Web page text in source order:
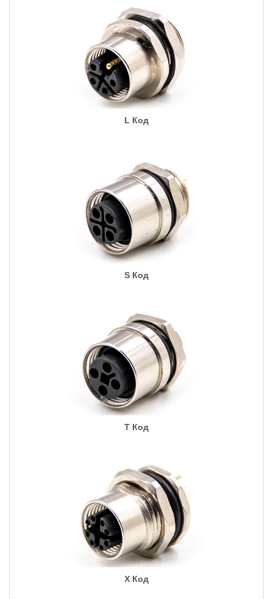
L Код
S Код
T Код
X Код